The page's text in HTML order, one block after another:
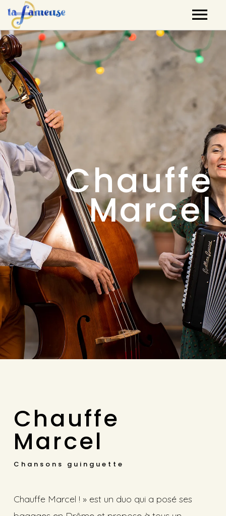
Nos artistes
Agenda
Chauffe
Marcel
Chauffe
Marcel
Chansons guinguette
Chauffe Marcel ! » est un duo qui a posé ses